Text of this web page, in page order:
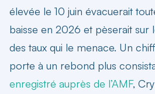
élevée le 10 juin évacuerait
baisse en 2026 et pèserait sur
des taux qui le menace. Un
porte à un rebond plus
enregistré auprès de l’AMF,